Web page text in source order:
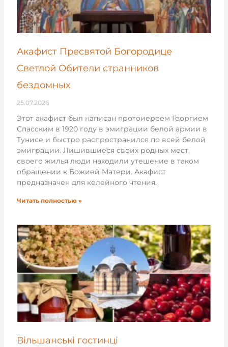
Акафист Пресвятой Богородице
Светлой Обители странников
бездомных
25.07.2026
Этот акафист был написан протоиереем Георгием
Спасским в 1920 году в эмиграции белой армии в
Тунисе и быстро распространился по всей белой
эмиграции. Лишившиеся своих родных мест,
своего жилья люди находили утешение в таком
обращении к Божией Матери. Акафист
предназначен для келейного чтения.
Читать полностью »
Вільшанські гостинці